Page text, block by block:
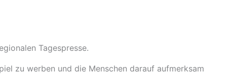
Tagespresse.
zu werben und die Menschen darauf aufmerksam